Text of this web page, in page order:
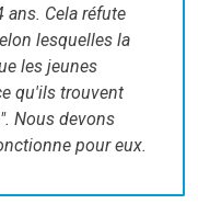
Cela réfute
lesquelles la
les jeunes
qu'ils trouvent
Nous devons
pour eux.